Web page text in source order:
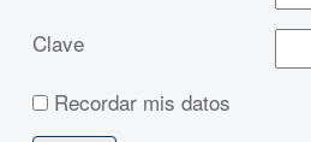
Clave
Recordar mis datos